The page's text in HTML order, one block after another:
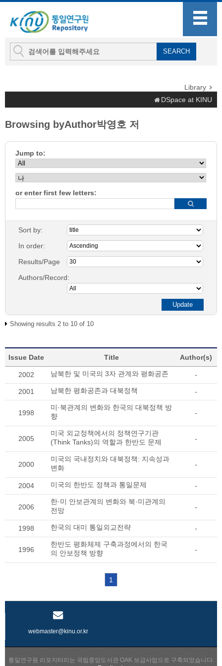
Library
DSpace at KINU
Browsing byAuthor박영호 저
Jump to:
or enter first few letters:
Sort by:
In order:
Results/Page
Authors/Record:
Showing results 2 to 10 of 10
Issue Date Title Author(s)
2002 남북한 및 미국의 3자 관계와 평화공존 -
2001 남북한 평화공존과 대북정책 -
1998
미·북관계의 변화와 한국의 대북정책 방
향
-
2005
미국 외교정책에서의 정책연구기관
(Think Tanks)의 역할과 한반도 문제
-
2000
미국의 국내정치와 대북정책: 지속성과
변화
-
2004 미국의 한반도 정책과 통일문제 -
2006
한·미 안보관계의 변화와 북·미관계의
전망
-
1998 한국의 대미 통일외교전략 -
1996
한반도 평화체제 구축과정에서의 한국
의 안보정책 방향
-
1
webmaster@kinu.or.kr
통일연구원 리포지터리는 국립중앙도서관 OAK 보급사업으로 구축되었습니다.